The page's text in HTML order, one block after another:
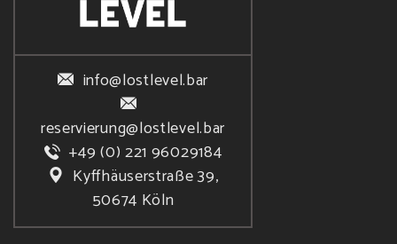
info@lostlevel.bar
reservierung@lostlevel.bar
+49 (0) 221 96029184
Kyffhäuserstraße 39,
50674 Köln